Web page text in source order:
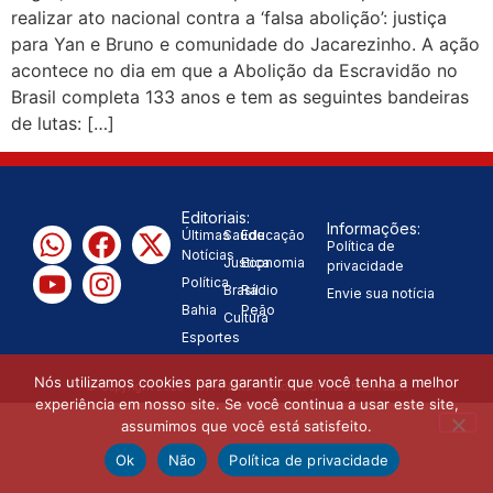
“Tomamos a decisão de
caminhar com Flávio Bolsonaro”, diz
do Bolsa Família: “Precisamos dar
condições para as pessoas
evoluírem”
realizar ato nacional contra a ‘falsa abolição’: justiça
para Yan e Bruno e comunidade do Jacarezinho. A ação
acontece no dia em que a Abolição da Escravidão no
Brasil completa 133 anos e tem as seguintes bandeiras
de lutas: […]
Editoriais:
Últimas
Notícias
Política
Bahia
Esportes
Saúde
Justiça
Brasil
Cultura
Educação
Economia
Rádio
Peão
Informações:
Política de
privacidade
Envie sua notícia
© Copyright 2025 - OFF News - Todos os direitos reservados
Nós utilizamos cookies para garantir que você tenha a melhor
experiência em nosso site. Se você continua a usar este site,
assumimos que você está satisfeito.
Ok
Não Política de privacidade